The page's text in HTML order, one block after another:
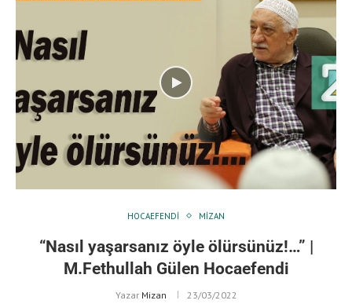
HOCAEFENDI MIZAN
“Nasıl yaşarsanız öyle ölürsünüz!…” |
M.Fethullah Gülen Hocaefendi
Yazar Mizan 23/03/2022